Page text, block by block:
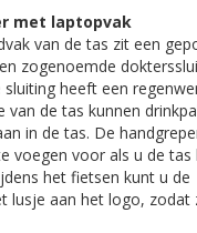
met laptopvak
van de tas zit een
zogenoemde
heeft een
van de tas kunnen
in de tas. De
voegen voor als u de tas
het fietsen kunt u
lusje aan het logo, zodat